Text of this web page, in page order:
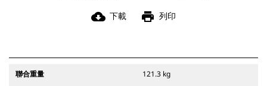
cloud_download 下載 print 列印
聯合重量 121.3 kg